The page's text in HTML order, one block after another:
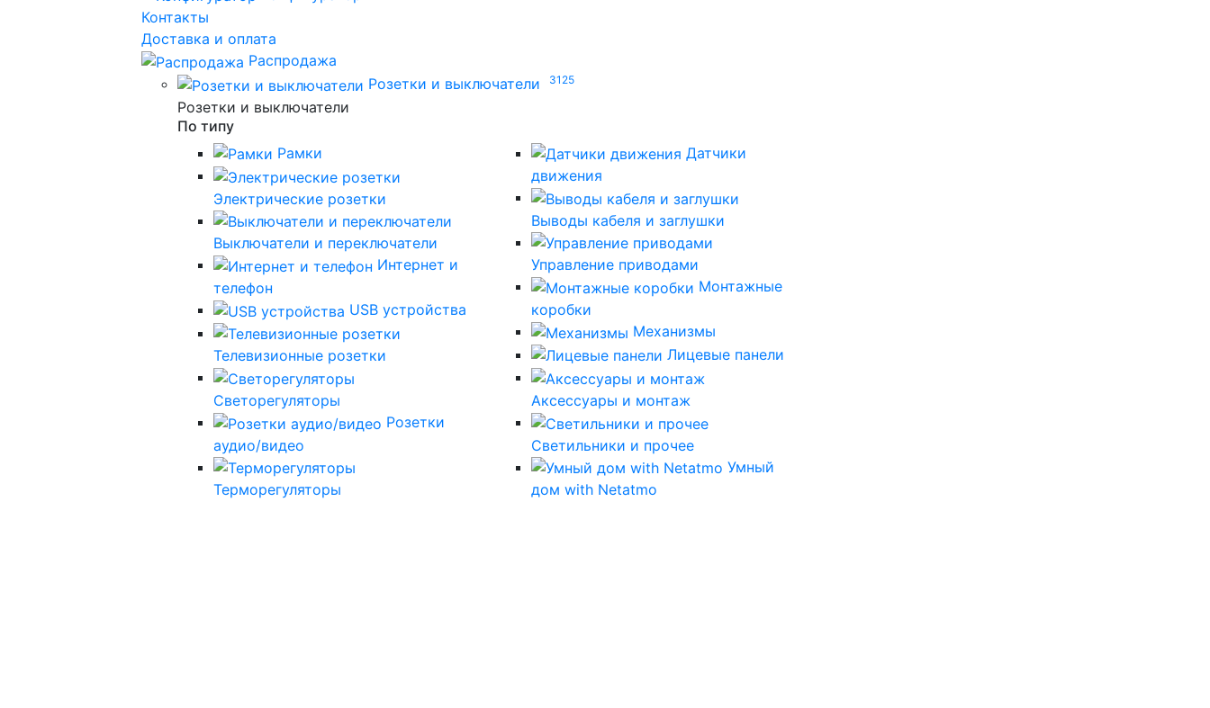
Контакты
Доставка и оплата
Распродажа
Розетки и выключатели
3125
Розетки и выключатели
По типу
Рамки
Электрические розетки
Выключатели и переключатели
Интернет и
телефон
USB устройства
Телевизионные розетки
Светорегуляторы
Розетки
аудио/видео
Терморегуляторы
Датчики
движения
Выводы кабеля и заглушки
Управление приводами
Монтажные
коробки
Механизмы
Лицевые панели
Аксессуары и монтаж
Светильники и прочее
Умный
дом with Netatmo